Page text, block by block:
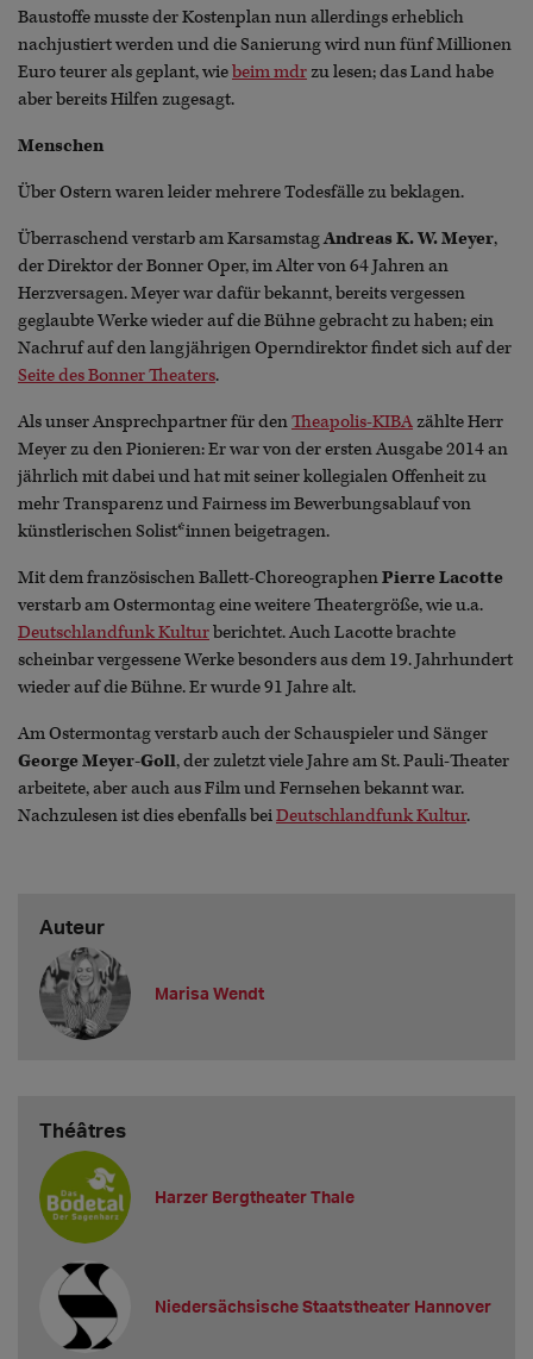
Baustoffe musste der Kostenplan nun allerdings erheblich
nachjustiert werden und die Sanierung wird nun fünf Millionen
Euro teurer als geplant, wiebeim mdrzu lesen; das Land habe
aber bereits Hilfen zugesagt.
Menschen
Über Ostern waren leider mehrere Todesfälle zu beklagen.
Überraschend verstarb am KarsamstagAndreas K. W. Meyer,
der Direktor der Bonner Oper, im Alter von 64 Jahren an
Herzversagen. Meyer war dafür bekannt, bereits vergessen
geglaubte Werke wieder auf die Bühne gebracht zu haben; ein
Nachruf auf den langjährigen Operndirektor findet sich auf der
Seite des Bonner Theaters.
Als unser Ansprechpartner für denTheapolis-KIBAzählte Herr
Meyer zu den Pionieren: Er war von der ersten Ausgabe 2014 an
jährlich mit dabei und hat mit seiner kollegialen Offenheit zu
mehr Transparenz und Fairness im Bewerbungsablauf von
künstlerischen Solist*innen beigetragen.
Mit dem französischen Ballett-ChoreographenPierre Lacotte
verstarb am Ostermontag eine weitere Theatergröße, wie u.a.
Deutschlandfunk Kulturberichtet. Auch Lacotte brachte
scheinbar vergessene Werke besonders aus dem 19. Jahrhundert
wieder auf die Bühne. Er wurde 91 Jahre alt.
Am Ostermontag verstarb auch der Schauspieler und Sänger
George Meyer-Goll, der zuletzt viele Jahre am St. Pauli-Theater
arbeitete, aber auch aus Film und Fernsehen bekannt war.
Nachzulesen ist dies ebenfalls beiDeutschlandfunk Kultur.
Auteur
Marisa Wendt
Théâtres
Harzer Bergtheater Thale
Niedersächsische Staatstheater Hannover